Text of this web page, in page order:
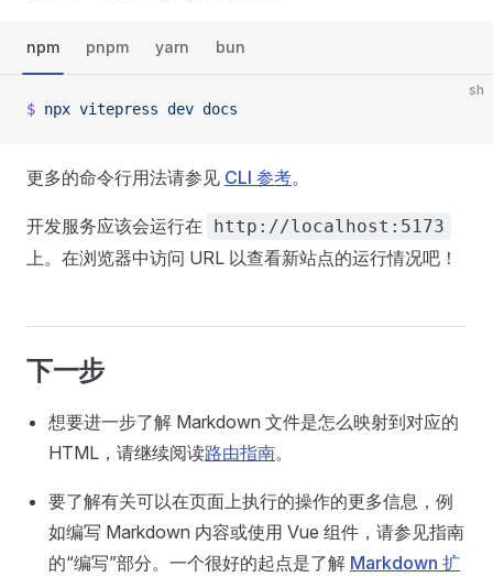
npm pnpm yarn bun
sh
$ npx vitepress dev docs
更多的命令行用法请参见 CLI 参考。
开发服务应该会运行在 http://localhost:5173
上。在浏览器中访问 URL 以查看新站点的运行情况吧！
下一步
想要进一步了解 Markdown 文件是怎么映射到对应的
HTML，请继续阅读路由指南。
要了解有关可以在页面上执行的操作的更多信息，例
如编写 Markdown 内容或使用 Vue 组件，请参见指南
的“编写”部分。一个很好的起点是了解 Markdown 扩